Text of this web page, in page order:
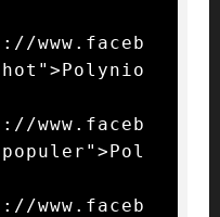
www.faceb
www.faceb
www.faceb